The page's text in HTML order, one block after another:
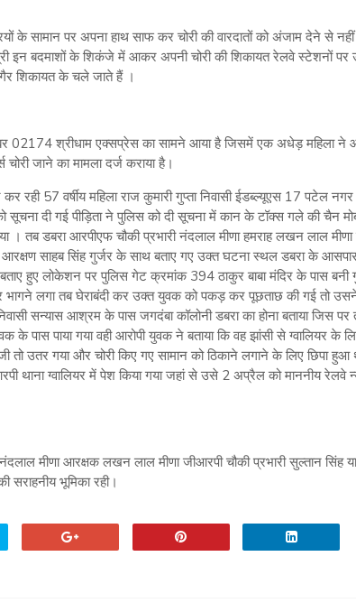
के सामान पर अपना हाथ साफ कर चोरी की वारदातों को अंजाम देने से
इन बदमाशों के शिकंजे में आकर अपनी चोरी की शिकायत रेलवे स्टेशनों
शिकायत के चले जाते हैं ।
02174 श्रीधाम एक्सप्रेस का सामने आया है जिसमें एक अधेड़ महिला ने
जाने का मामला दर्ज कराया है।
57 वर्षीय महिला राज कुमारी गुप्ता निवासी ईडब्ल्यूएस 17 पटेल नगर
सूचना दी गई पीड़िता ने पुलिस को दी सूचना में कान के टॉक्स गले की चैन
। तब डबरा आरपीएफ चौकी प्रभारी नंदलाल मीणा हमराह लखन लाल
आरक्षण साहब सिंह गुर्जर के साथ बताए गए उक्त घटना स्थल डबरा के
बताए हुए लोकेशन पर पुलिस गेट क्रमांक 394 ठाकुर बाबा मंदिर के पास बनी
भागने लगा तब घेराबंदी कर उक्त युवक को पकड़ कर पूछताछ की गई तो
सन्यास आश्रम के पास जगदंबा कॉलोनी डबरा का होना बताया जिस
के पास पाया गया वही आरोपी युवक ने बताया कि वह झांसी से ग्वालियर के
उतर गया और चोरी किए गए सामान को ठिकाने लगाने के लिए छिपा हुआ
थाना ग्वालियर में पेश किया गया जहां से उसे 2 अप्रैल को माननीय रेलवे
मीणा आरक्षक लखन लाल मीणा जीआरपी चौकी प्रभारी सुल्तान सिंह
सराहनीय भूमिका रही।